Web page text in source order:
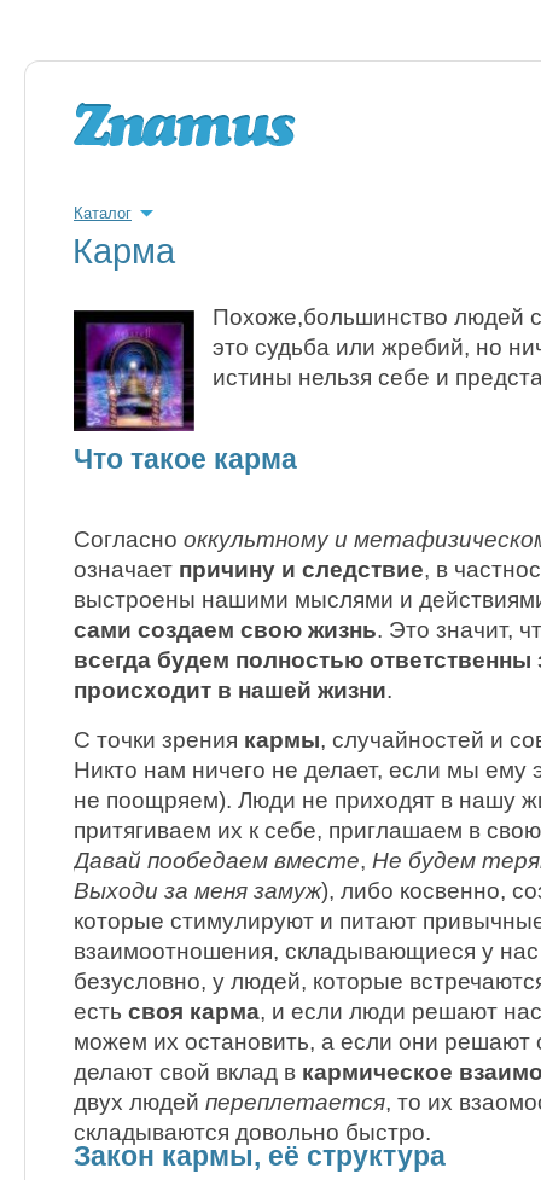
Каталог
Карма
Похоже,большинство людей
это судьба или жребий, но
истины нельзя себе и
Что такое карма
Согласно оккультному и
означает причину и следствие, в
выстроены нашими мыслями и
сами создаем свою жизнь. Это значит,
всегда будем полностью ответственны
происходит в нашей жизни.
С точки зрения кармы, случайностей и
Никто нам ничего не делает, если мы ему
не поощряем). Люди не приходят в нашу
притягиваем их к себе, приглашаем в
Давай пообедаем вместе, Не будем
Выходи за меня замуж), либо косвенно,
которые стимулируют и питают
взаимоотношения, складывающиеся у
безусловно, у людей, которые
есть своя карма, и если люди решают
можем их остановить, а если они решают
делают свой вклад в кармическое
двух людей переплетается, то их
складываются довольно быстро.
Закон кармы, её структура